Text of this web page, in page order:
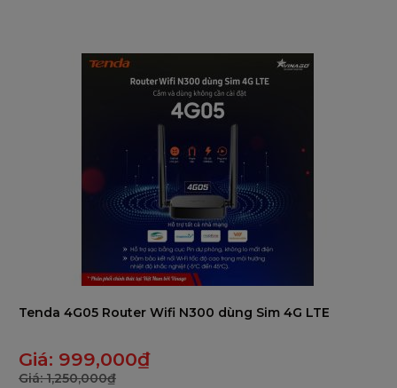
Tenda 4G05 Router Wifi N300 dùng Sim 4G LTE
Giá: 999,000₫
Giá:1,250,000₫